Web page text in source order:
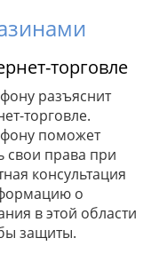
торговле
разъяснит
торговле.
поможет
свои права при
консультация
о
в этой области
защиты.